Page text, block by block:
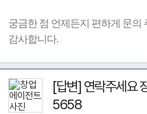
궁금한 점 언제든지 편하게 문의
감사합니다.
[답변] 연락주세요
5658